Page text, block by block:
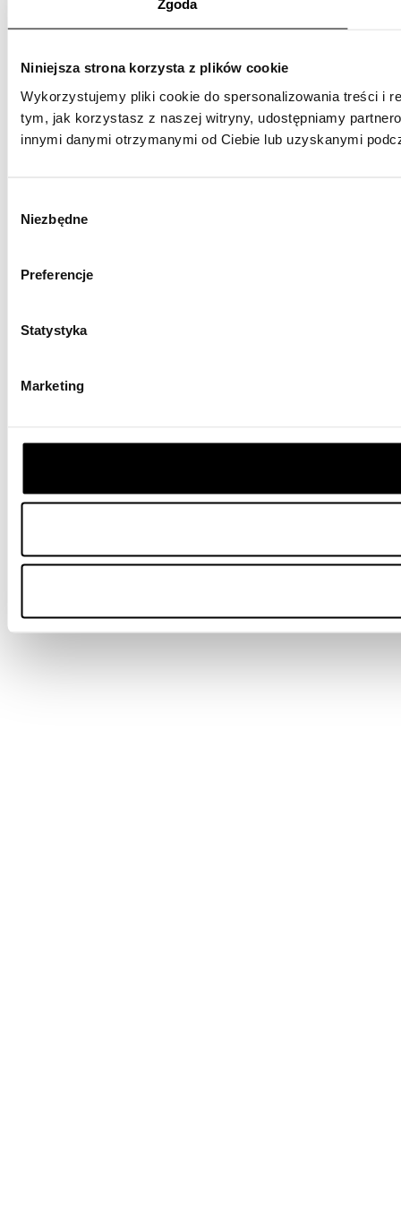
Zgoda
Niniejsza strona korzysta z plików cookie
Wykorzystujemy pliki cookie do spersonalizowania treści i
tym, jak korzystasz z naszej witryny, udostępniamy
innymi danymi otrzymanymi od Ciebie lub uzyskanymi
zgody
Niezbędne
Preferencje
Statystyka
Marketing